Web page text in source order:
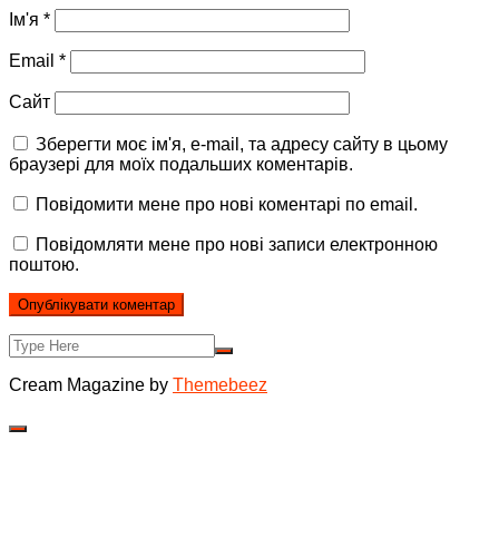
Ім'я *
Email *
Сайт
Зберегти моє ім'я, e-mail, та адресу сайту в цьому
браузері для моїх подальших коментарів.
Повідомити мене про нові коментарі по email.
Повідомляти мене про нові записи електронною
поштою.
Cream Magazine by Themebeez